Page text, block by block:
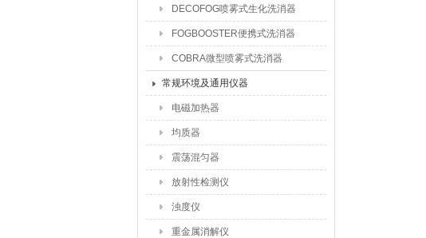
DECOFOG喷雾式生化洗消器
FOGBOOSTER便携式洗消器
COBRA微型喷雾式洗消器
常规环境及通用仪器
电磁加热器
均质器
震荡混匀器
放射性检测仪
浊度仪
重金属消解仪